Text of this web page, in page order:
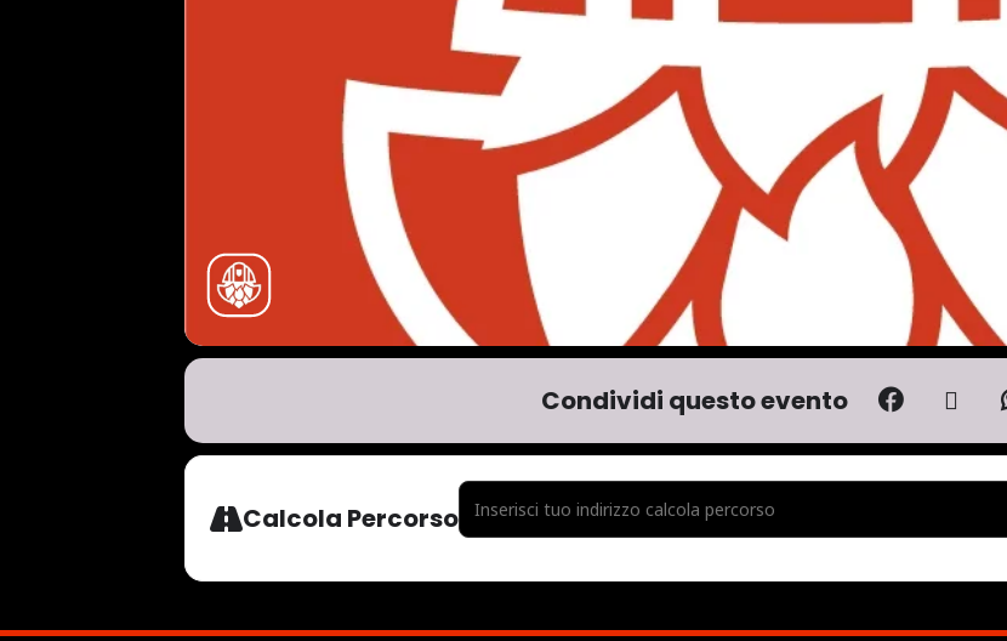
Condividi questo evento
Calcola Percorso
ADDRESS - MAD APOCALYPSE - LIVE BIRRIFICIO DEL POMPIERE [IJHKOUYKA]